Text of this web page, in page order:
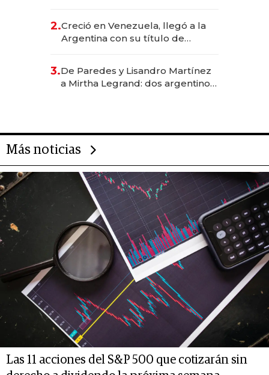
2.Creció en Venezuela, llegó a la
Argentina con su título de
las marcas "fast premium"
3.De Paredes y Lisandro Martínez
a Mirtha Legrand: dos argentinos
Más noticias
Las 11 acciones del S&P 500 que cotizarán sin